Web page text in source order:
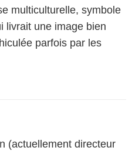
multiculturelle, symbole
livrait une image bien
parfois par les
(actuellement directeur